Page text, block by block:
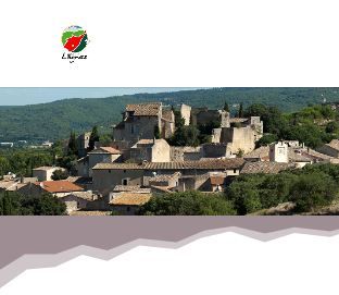
Démarches Administratives